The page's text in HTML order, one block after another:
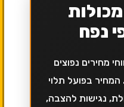
נפח
מחירים נפוצים
בפועל תלוי
נגישות להצבה,